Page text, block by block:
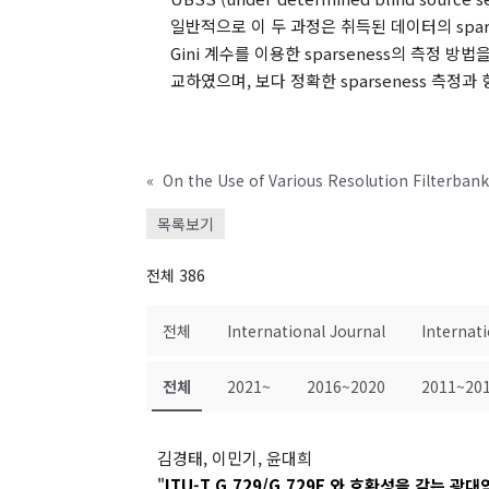
일반적으로 이 두 과정은 취득된 데이터의
Gini 계수를 이용한 sparseness의 측정 방
교하였으며, 보다 정확한 sparseness 측정과
«
목록보기
전체 386
전체 International Journal
전체 2021~ 2016~2020
김경태, 이민기, 윤대희